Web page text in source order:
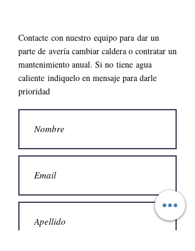
Contacte con nuestro equipo para dar un
parte de avería cambiar caldera o contratar un
mantenimiento anual. Si no tiene agua
caliente indiquelo en mensaje para darle
prioridad